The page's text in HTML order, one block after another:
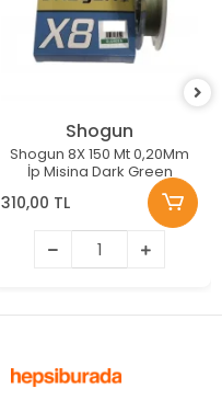
Shogun
Shogun 8X 150 Mt 0,20Mm
İp Misina Dark Green
310,00 TL